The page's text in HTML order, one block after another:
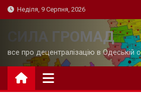
Skip
to
Неділя, 9 Серпня, 2026
СИЛА ГРОМАД
все про децентралізацію в Одеській